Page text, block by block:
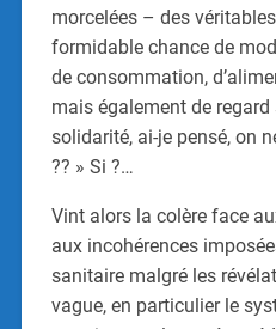
morcelées – des
formidable chance de
de consommation,
mais également de regard
solidarité, ai-je pensé, on
?? » Si ?…
Vint alors la colère face
aux incohérences
sanitaire malgré les
vague, en particulier le